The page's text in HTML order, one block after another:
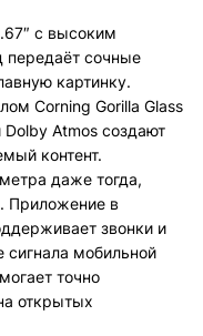
с высоким
передаёт сочные
картинку.
Corning Gorilla Glass
Atmos создают
контент.
даже тогда,
Приложение в
звонки и
сигнала мобильной
точно
открытых